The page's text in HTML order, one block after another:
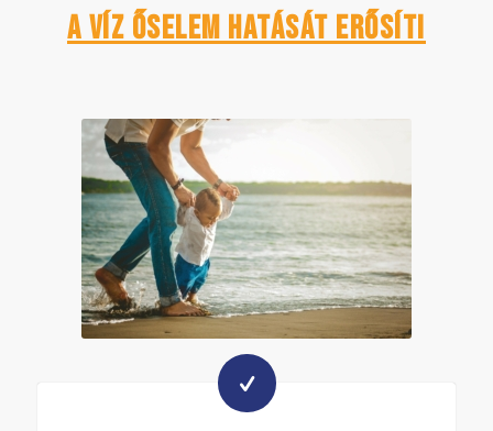
A VÍZ őselem hatását erősíti